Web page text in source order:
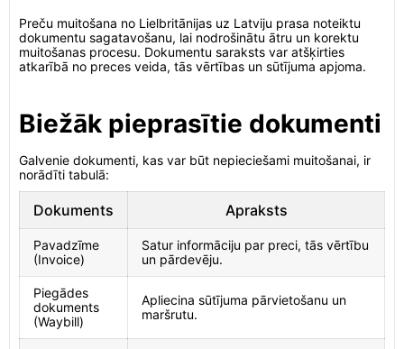
Preču muitošana no Lielbritānijas uz Latviju prasa noteiktu
dokumentu sagatavošanu, lai nodrošinātu ātru un korektu
muitošanas procesu. Dokumentu saraksts var atšķirties
atkarībā no preces veida, tās vērtības un sūtījuma apjoma.
Biežāk pieprasītie dokumenti
Galvenie dokumenti, kas var būt nepieciešami muitošanai, ir
norādīti tabulā:
Dokuments Apraksts
Pavadzīme
(Invoice)
Satur informāciju par preci, tās vērtību
un pārdevēju.
Piegādes
dokuments
(Waybill)
Apliecina sūtījuma pārvietošanu un
maršrutu.